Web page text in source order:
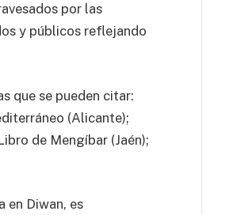
por las
y públicos reflejando
que se pueden citar:
(Alicante);
de Mengíbar (Jaén);
en Diwan, es